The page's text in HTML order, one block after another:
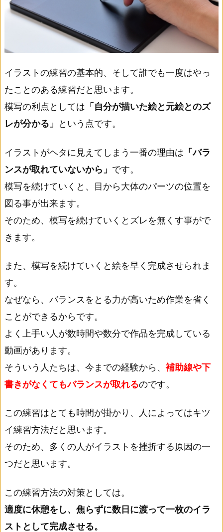
イラストの練習の基本的、そして誰でも一度はやっ
たことのある練習だと思います。
模写の利点としては 「自分が描いた絵と元絵とのズ
レが分かる」
という点です。
イラストがヘタに見えてしまう一番の理由は 「バラ
ンスが取れていないから」 です。
模写を続けていくと、目から大体のパーツの位置を
図る事が出来ます。
そのため、模写を続けていくとズレを無くす事がで
きます。
また、模写を続けていくと絵を早く完成させられま
す。
なぜなら、バランスをとる力が高いため作業を省く
ことができるからです。
よく上手い人が数時間や数分で作品を完成している
動画があります。
そういう人たちは、今までの経験から、 補助線や下
書きがなくてもバランスが取れるのです。
この練習はとても時間が掛かり、人によってはキツ
イ練習方法だと思います。
そのため、多くの人がイラストを挫折する原因の一
つだと思います。
この練習方法の対策としては。
適度に休憩をし、焦らずに数日に渡って一枚のイラ
ストとして完成させる。